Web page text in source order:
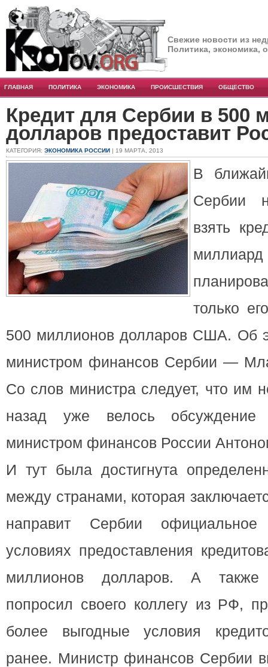
Свежие новости из
Политика, экономика,
ГЛАВНАЯ ПОЛИТИКА ЭКОНОМИКА ПРОИСШЕСТВИЯ ОБЩЕСТВО
Кредит для Сербии в 500
долларов предоставит
КАТЕГОРИЯ: ЭКОНОМИКА РОССИИ | 19 МАРТА, 2013
В
Сербии
взять
только
500 миллионов долларов США. Об
министром финансов Сербии —
Со слов министра следует, что им
назад уже велось
министром финансов России
И тут была достигнута
между странами, которая
направит Сербии
условиях предоставления
миллионов долларов. А также
попросил своего коллегу из РФ,
более выгодные условия
ранее. Министр финансов Сербии